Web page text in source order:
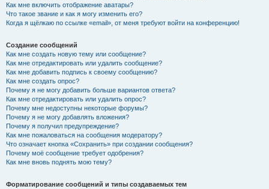
Как мне включить отображение аватары?
Что такое звание и как я могу изменить его?
Когда я щёлкаю по ссылке «email», от меня требуют войти на конференцию!
Создание сообщений
Как мне создать новую тему или сообщение?
Как мне отредактировать или удалить сообщение?
Как мне добавить подпись к своему сообщению?
Как мне создать опрос?
Почему я не могу добавить больше вариантов ответа?
Как мне отредактировать или удалить опрос?
Почему мне недоступны некоторые форумы?
Почему я не могу добавлять вложения?
Почему я получил предупреждение?
Как мне пожаловаться на сообщения модератору?
Что означает кнопка «Сохранить» при создании сообщения?
Почему моё сообщение требует одобрения?
Как мне вновь поднять мою тему?
Форматирование сообщений и типы создаваемых тем